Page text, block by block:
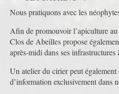
Nous pratiquons avec les
Afin de promouvoir l’apiculture
Clos de Abeilles propose
après-midi dans ses infrastructures
Un atelier du cirier peut également
d’information exclusivement dans